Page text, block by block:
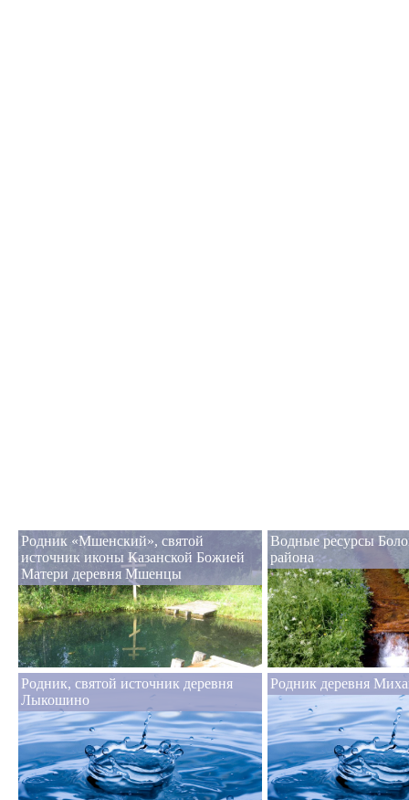
Родник «Мшенский», святой
источник иконы Казанской Божией
Матери деревня Мшенцы
Водные ресурсы
района
Родник, святой источник деревня
Лыкошино
Родник деревня